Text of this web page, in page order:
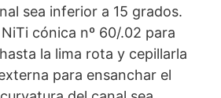
sea inferior a 15 grados.
cónica nº 60/.02 para
la lima rota y cepillarla
para ensanchar el